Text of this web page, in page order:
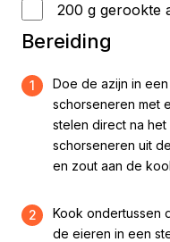
200 g gerookte
Bereiding
1
Doe de azijn in
schorseneren met
stelen direct na het
schorseneren uit
en zout aan de
2
Kook ondertussen
de eieren in een